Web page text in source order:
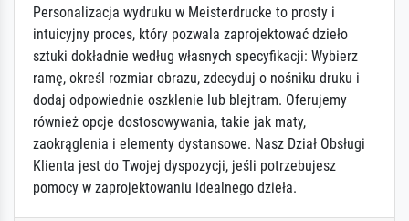
Personalizacja wydruku w Meisterdrucke to prosty i
intuicyjny proces, który pozwala zaprojektować dzieło
sztuki dokładnie według własnych specyfikacji: Wybierz
ramę, określ rozmiar obrazu, zdecyduj o nośniku druku i
dodaj odpowiednie oszklenie lub blejtram. Oferujemy
również opcje dostosowywania, takie jak maty,
zaokrąglenia i elementy dystansowe. Nasz Dział Obsługi
Klienta jest do Twojej dyspozycji, jeśli potrzebujesz
pomocy w zaprojektowaniu idealnego dzieła.